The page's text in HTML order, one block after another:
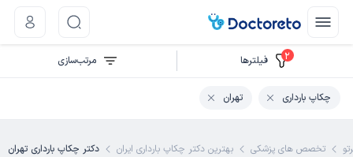
تخصص های پزشکی بهترین دکتر چکاپ بارداری ایران دکتر چکاپ بارداری تهران
2 فیلتر‌ها مرتب‌سازی
چکاپ بارداری تهران